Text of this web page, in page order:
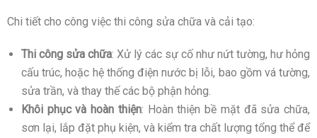
Chi tiết cho công việc thi công sửa chữa và cải tạo:
Thi công sửa chữa: Xử lý các sự cố như nứt tường, hư hỏng
cấu trúc, hoặc hệ thống điện nước bị lỗi, bao gồm vá tường,
sửa trần, và thay thế các bộ phận hỏng.
Khôi phục và hoàn thiện: Hoàn thiện bề mặt đã sửa chữa,
sơn lại, lắp đặt phụ kiện, và kiểm tra chất lượng tổng thể để